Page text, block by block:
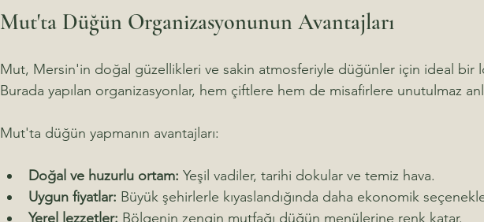
Mut'ta Düğün Organizasyonunun Avantajları
Mut, Mersin'in doğal güzellikleri ve sakin atmosferiyle düğünler için ideal bir
Burada yapılan organizasyonlar, hem çiftlere hem de misafirlere unutulmaz
Mut'ta düğün yapmanın avantajları:
Doğal ve huzurlu ortam: Yeşil vadiler, tarihi dokular ve temiz hava.
Uygun fiyatlar: Büyük şehirlerle kıyaslandığında daha ekonomik
Yerel lezzetler: Bölgenin zengin mutfağı düğün menülerine renk katar.